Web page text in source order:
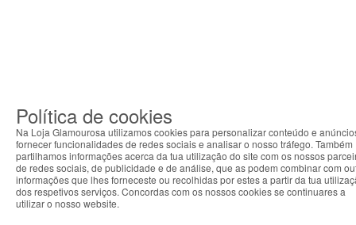
Política de cookies
Na Loja Glamourosa utilizamos cookies para personalizar conteúdo e
fornecer funcionalidades de redes sociais e analisar o nosso tráfego. Também
partilhamos informações acerca da tua utilização do site com os nossos
de redes sociais, de publicidade e de análise, que as podem combinar com
informações que lhes forneceste ou recolhidas por estes a partir da tua
dos respetivos serviços. Concordas com os nossos cookies se continuares a
utilizar o nosso website.